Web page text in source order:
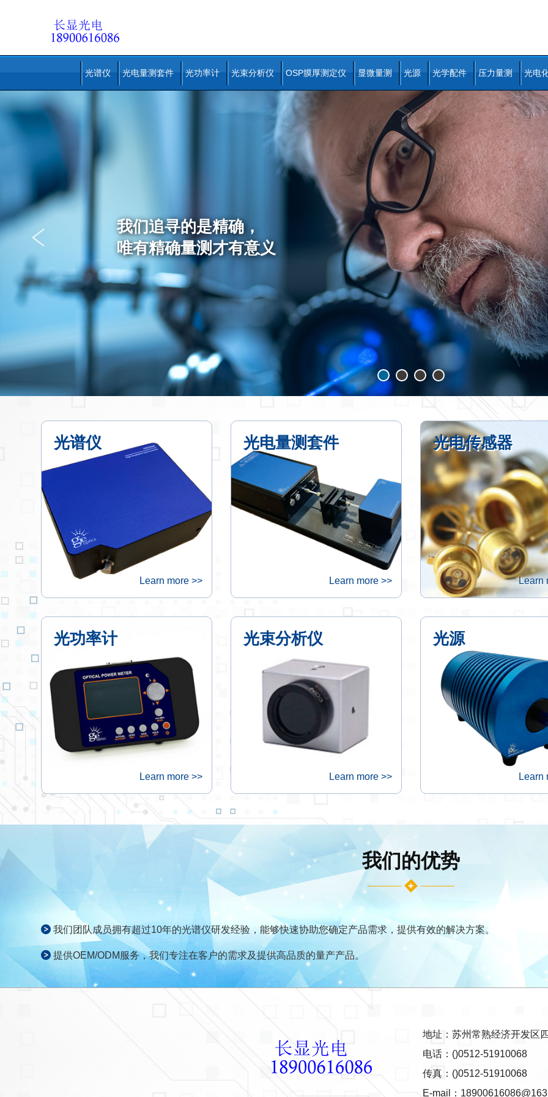
光谱仪 光电量测套件 光功率计 光束分析仪 OSP膜厚测定仪 显微量测 光源 光学配件 压力量测 光电
我们追寻的是精确，
唯有精确量测才有意义
专业的光谱仪制造技术及全方位的整合服务，
是苏州长显光电多年努力的目标
光谱仪
Learn more >>
光电量测套件
Learn more >>
光电传感器
Learn
光功率计
Learn more >>
光束分析仪
Learn more >>
光源
Learn
我们的优势
我们团队成员拥有超过10年的光谱仪研发经验，能够快速协助您确定产品需求，提供有效的解决方案。
提供OEM/ODM服务，我们专注在客户的需求及提供高品质的量产产品。
地址：苏州常熟经济开发区
电话：()0512-51910068
传真：()0512-51910068
E-mail：